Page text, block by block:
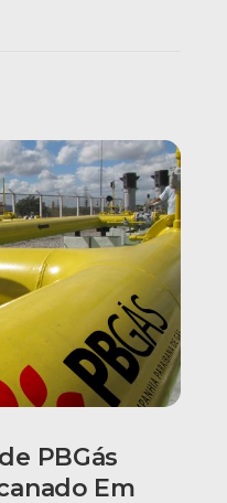
PBGás
Em